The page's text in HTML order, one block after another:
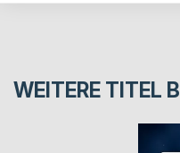
WEITERE TITEL